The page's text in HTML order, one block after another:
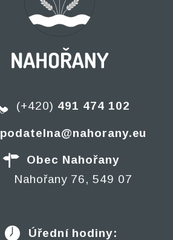
(+420) 491 474 102
podatelna@nahorany.eu
Obec Nahořany
Nahořany 76, 549 07
Úřední hodiny: